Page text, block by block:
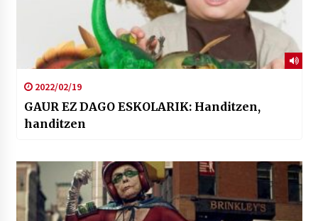
2022/02/19
GAUR EZ DAGO ESKOLARIK: Handitzen,
handitzen